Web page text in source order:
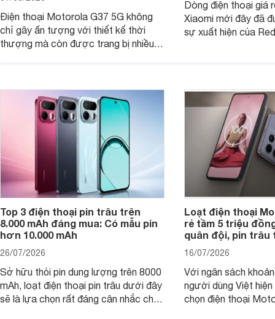
Điện thoại Motorola G37 5G không
chỉ gây ấn tượng với thiết kế thời
thượng mà còn được trang bị nhiều
Dòng điện thoại giá
Xiaomi mới đây đã
sự xuất hiện của
Top 3 điện thoại pin trâu trên
8.000 mAh đáng mua: Có mẫu pin
hơn 10.000 mAh
26/07/2026
Sở hữu thỏi pin dung lượng trên 8000
mAh, loạt điện thoại pin trâu dưới đây
sẽ là lựa chọn rất đáng cân nhắc cho
Loạt điện thoại
rẻ tầm 5 triệu
quân đội, pin trâu
16/07/2026
Với ngân sách
người dùng Việt
chọn điện thoại